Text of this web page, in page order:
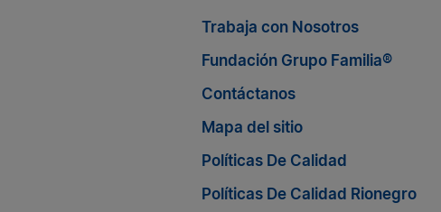
Trabaja con Nosotros
Fundación Grupo Familia®
Contáctanos
Mapa del sitio
Políticas De Calidad
Políticas De Calidad Rionegro